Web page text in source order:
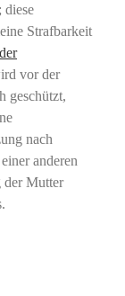
diese
Strafbarkeit
vor der
geschützt,
nach
anderen
der Mutter